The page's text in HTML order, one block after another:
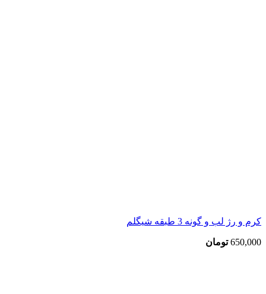
کرم و رژ لب و گونه 3 طبقه شیگلم
650,000 تومان